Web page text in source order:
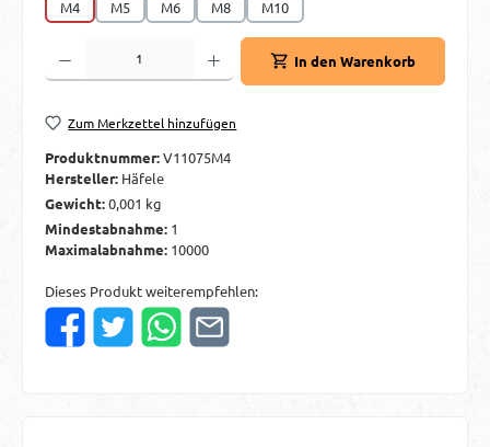
M4
M5 M6 M8 M10
Produkt Anzahl: Gib den gewünschten Wert ein oder benutze die Schaltflächen
In den Warenkorb
Zum Merkzettel hinzufügen
Produktnummer:V11075M4
Hersteller: Häfele
Gewicht:0,001 kg
Mindestabnahme: 1
Maximalabnahme: 10000
Dieses Produkt weiterempfehlen: